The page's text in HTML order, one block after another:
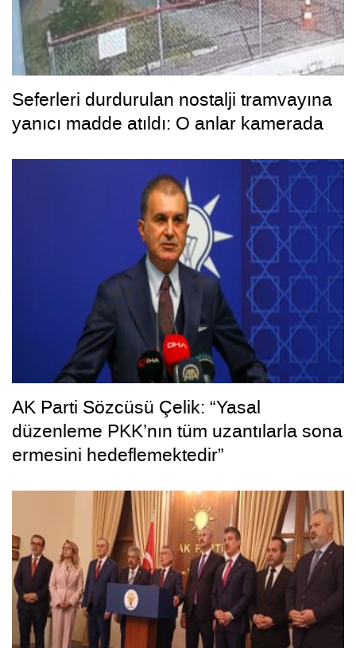
Seferleri durdurulan nostalji tramvayına
yanıcı madde atıldı: O anlar kamerada
AK Parti Sözcüsü Çelik: “Yasal
düzenleme PKK’nın tüm uzantılarla sona
ermesini hedeflemektedir”